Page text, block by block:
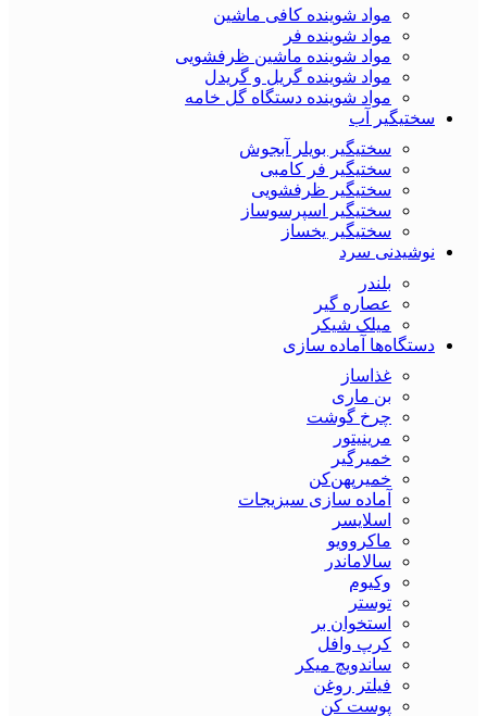
مواد شوینده کافی ماشین
مواد شوینده فر
مواد شوینده ماشین ظرفشویی
مواد شوینده گریل و گریدل
مواد شوینده دستگاه گل خامه
سختیگیر آب
سختیگیر بویلر آبجوش
سختیگیر فر کامبی
سختیگیر ظرفشویی
سختیگیر اسپرسوساز
سختیگیر یخساز
نوشیدنی سرد
بلندر
عصاره گیر
میلک شیکر
دستگاه‌ها آماده سازی
غذاساز
بن ماری
چرخ گوشت
مرینیتور
خمیرگیر
خمیر‌پهن‌کن
آماده سازی سبزیجات
اسلایسر
ماکروویو
سالاماندر
وکیوم
توستر
استخوان بر
کرپ وافل
ساندویچ میکر
فیلتر روغن
پوست کن